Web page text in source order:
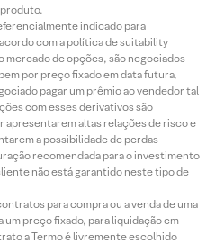
indicado para
com a política de suitability
mercado de opções, são negociados
por preço fixado em data futura,
pagar um prêmio ao vendedor tal
com esses derivativos são
apresentarem altas relações de risco e
a possibilidade de perdas
recomendada para o investimento
não está garantido neste tipo de
para compra ou a venda de uma
preço fixado, para liquidação em
a Termo é livremente escolhido